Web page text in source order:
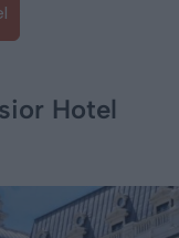
Hotel